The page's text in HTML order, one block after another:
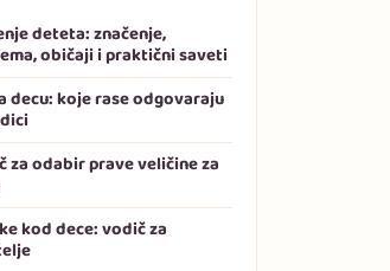
deteta: značenje,
običaji i praktični saveti
decu: koje rase odgovaraju
za odabir prave veličine za
kod dece: vodič za